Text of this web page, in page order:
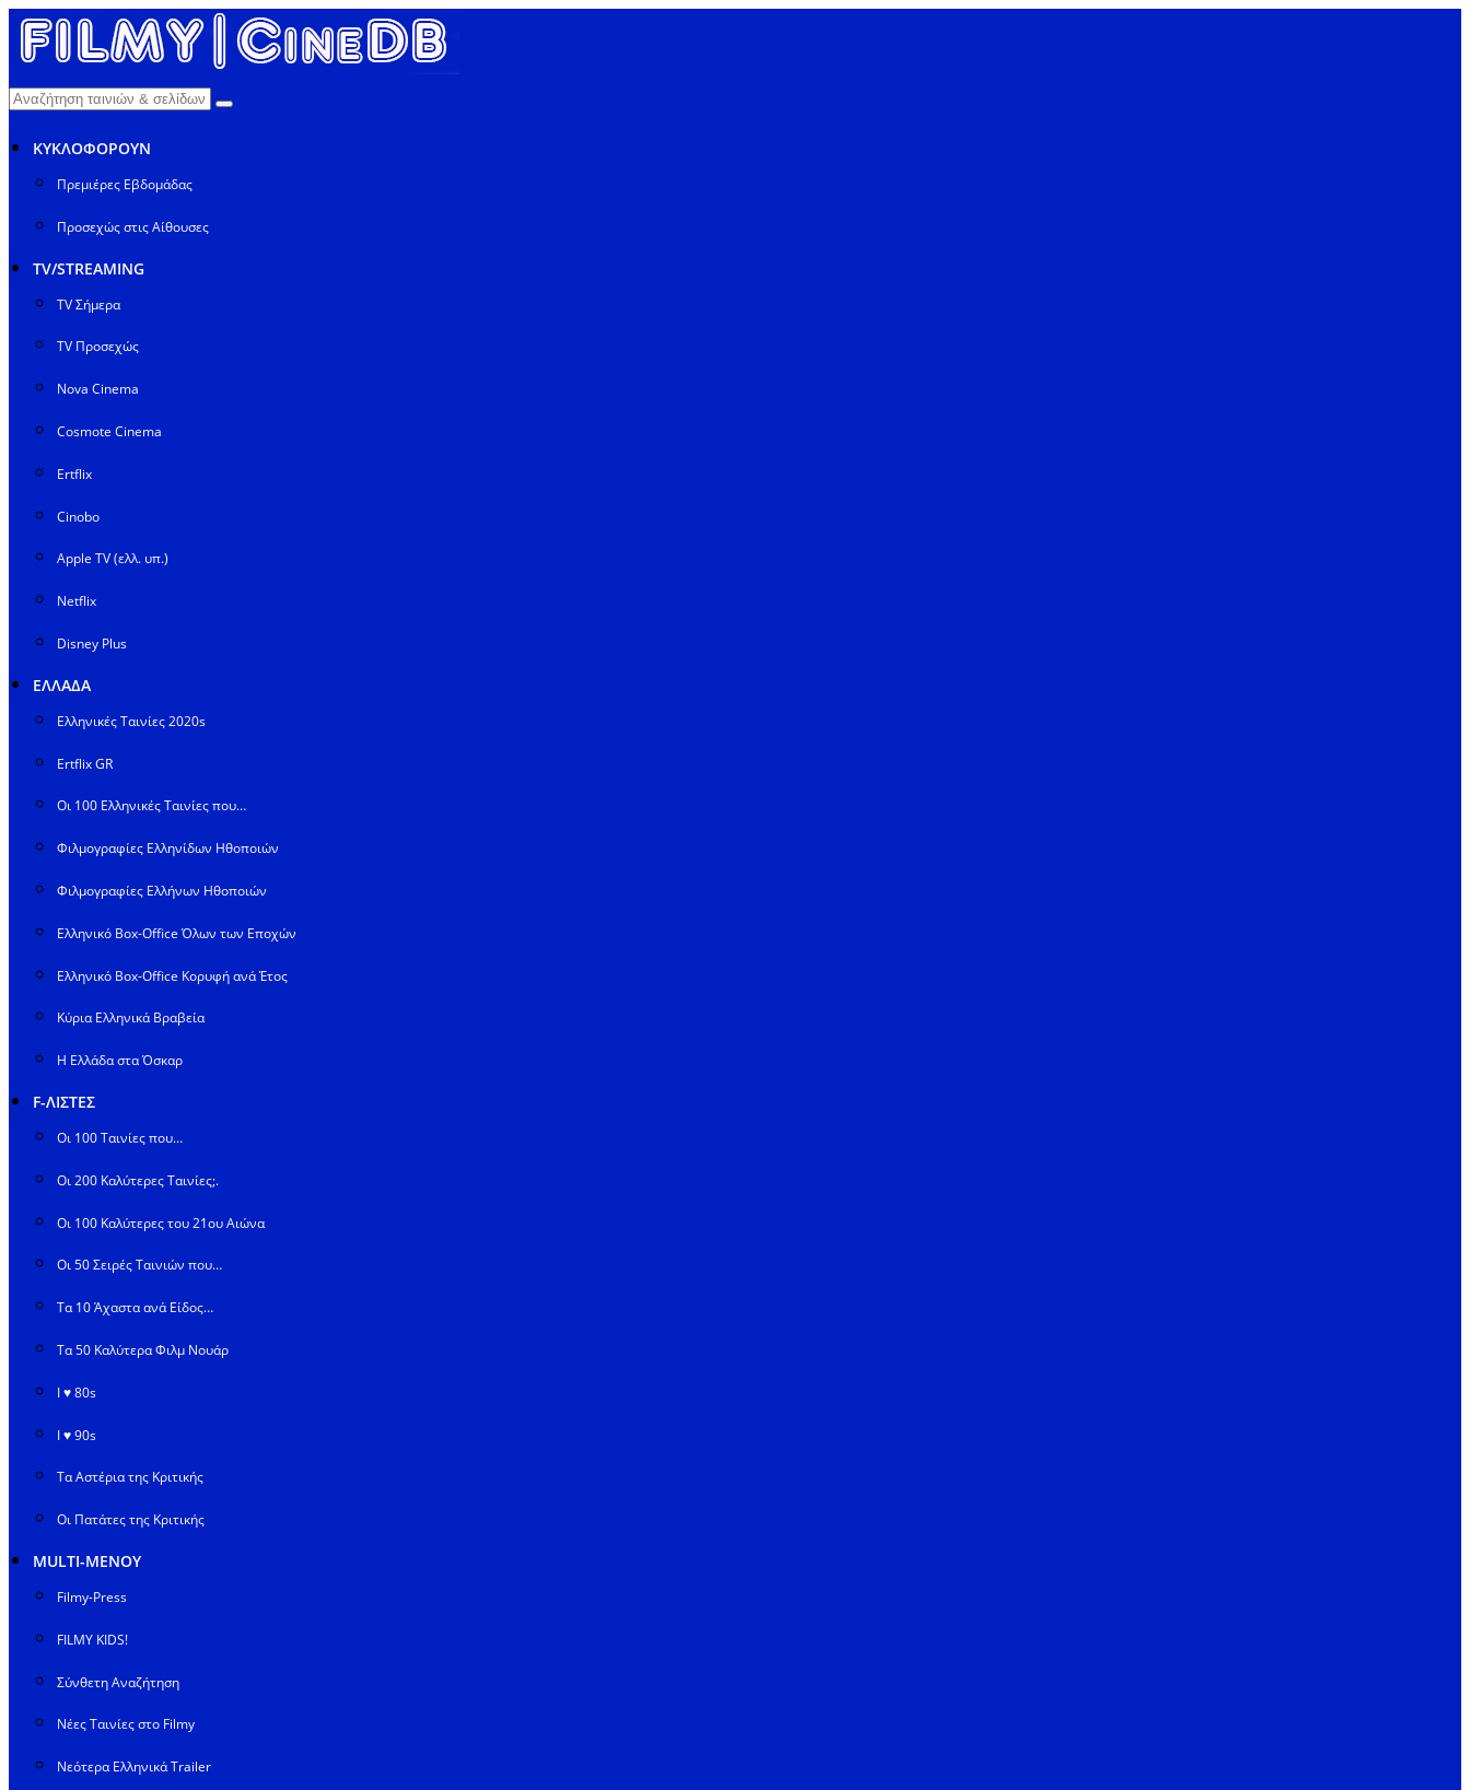
ΚΥΚΛΟΦΟΡΟΥΝ
Πρεμιέρες Εβδομάδας
Προσεχώς στις Αίθουσες
TV/STREAMING
TV Σήμερα
TV Προσεχώς
Nova Cinema
Cosmote Cinema
Ertflix
Cinobo
Apple TV (ελλ. υπ.)
Netflix
Disney Plus
ΕΛΛΑΔΑ
Ελληνικές Ταινίες 2020s
Ertflix GR
Οι 100 Ελληνικές Ταινίες που…
Φιλμογραφίες Ελληνίδων Ηθοποιών
Φιλμογραφίες Ελλήνων Ηθοποιών
Ελληνικό Box-Office Όλων των Εποχών
Ελληνικό Box-Office Κορυφή ανά Έτος
Κύρια Ελληνικά Βραβεία
Η Ελλάδα στα Όσκαρ
F-ΛΙΣΤΕΣ
Οι 100 Ταινίες που…
Οι 200 Καλύτερες Ταινίες;.
Οι 100 Καλύτερες του 21ου Αιώνα
Οι 50 Σειρές Ταινιών που…
Τα 10 Άχαστα ανά Είδος…
Τα 50 Καλύτερα Φιλμ Νουάρ
I ♥ 80s
I ♥ 90s
Τα Αστέρια της Κριτικής
Οι Πατάτες της Κριτικής
MULTI-ΜΕΝΟΥ
Filmy-Press
FILMY KIDS!
Σύνθετη Αναζήτηση
Νέες Ταινίες στο Filmy
Νεότερα Ελληνικά Trailer